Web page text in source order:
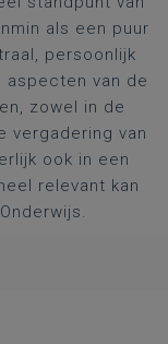
als een puur
persoonlijk
van de
zowel in de
vergadering van
ook in een
relevant kan